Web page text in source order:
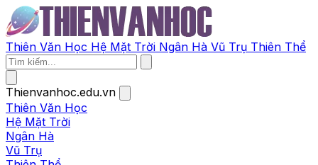
Thiên Văn Học Hệ Mặt Trời Ngân Hà Vũ Trụ Thiên Thể
Thienvanhoc.edu.vn
Thiên Văn Học
Hệ Mặt Trời
Ngân Hà
Vũ Trụ